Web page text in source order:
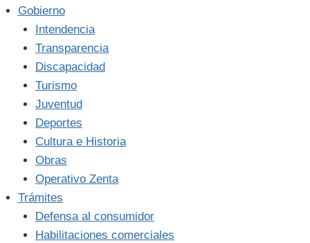
Gobierno
Intendencia
Transparencia
Discapacidad
Turismo
Juventud
Deportes
Cultura e Historia
Obras
Operativo Zenta
Trámites
Defensa al consumidor
Habilitaciones comerciales